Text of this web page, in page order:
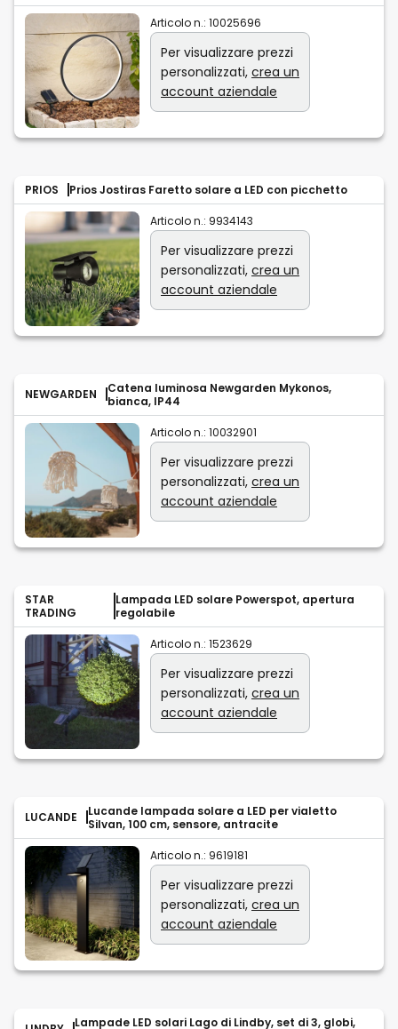
Articolo n.: 10025696
Per visualizzare prezzi
personalizzati, crea un
account aziendale
PRIOS Prios Jostiras Faretto solare a LED con picchetto
Articolo n.: 9934143
Per visualizzare prezzi
personalizzati, crea un
account aziendale
NEWGARDEN
Catena luminosa Newgarden Mykonos,
bianca, IP44
Articolo n.: 10032901
Per visualizzare prezzi
personalizzati, crea un
account aziendale
STAR
TRADING
Lampada LED solare Powerspot, apertura
regolabile
Articolo n.: 1523629
Per visualizzare prezzi
personalizzati, crea un
account aziendale
LUCANDE
Lucande lampada solare a LED per vialetto
Silvan, 100 cm, sensore, antracite
Articolo n.: 9619181
Per visualizzare prezzi
personalizzati, crea un
account aziendale
Lampade LED solari Lago di Lindby, set di 3, globi,